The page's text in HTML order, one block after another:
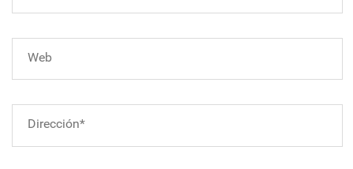
Web
Dirección*